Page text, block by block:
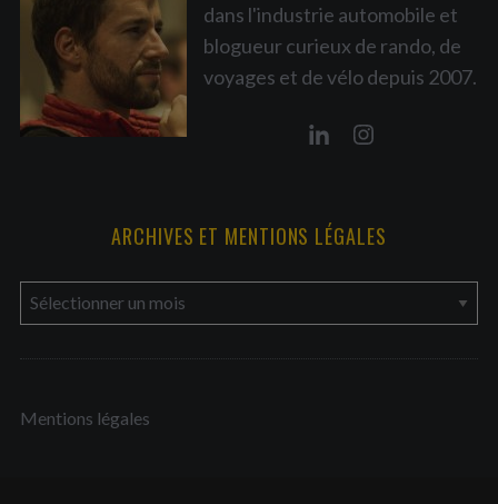
dans l'industrie automobile et
blogueur curieux de rando, de
voyages et de vélo depuis 2007.
ARCHIVES ET MENTIONS LÉGALES
r
c
iMentions légales